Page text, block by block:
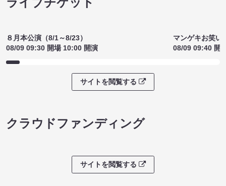
８月本公演（8/1～8/23）
08/09 09:30 開場 10:00 開演
マンゲキお笑い
08/09 09:40 開
サイトを閲覧する
クラウドファンディング
サイトを閲覧する